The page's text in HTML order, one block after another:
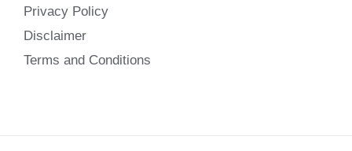
Privacy Policy
Disclaimer
Terms and Conditions